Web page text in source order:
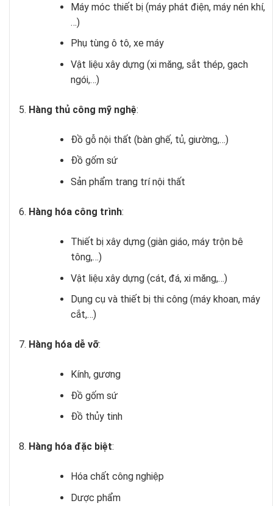
Máy móc thiết bị (máy phát điện, máy nén khí,
…)
Phụ tùng ô tô, xe máy
Vật liệu xây dựng (xi măng, sắt thép, gạch
ngói,…)
Hàng thủ công mỹ nghệ:
Đồ gỗ nội thất (bàn ghế, tủ, giường,…)
Đồ gốm sứ
Sản phẩm trang trí nội thất
Hàng hóa công trình:
Thiết bị xây dựng (giàn giáo, máy trộn bê
tông,…)
Vật liệu xây dựng (cát, đá, xi măng,…)
Dụng cụ và thiết bị thi công (máy khoan, máy
cắt,…)
Hàng hóa dễ vỡ:
Kính, gương
Đồ gốm sứ
Đồ thủy tinh
Hàng hóa đặc biệt:
Hóa chất công nghiệp
Dược phẩm